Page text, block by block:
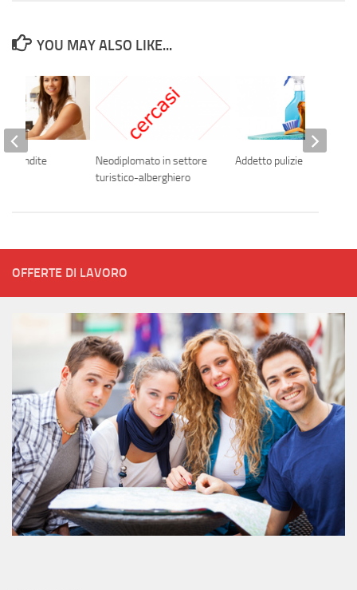
YOU MAY ALSO LIKE...
Neodiplomato in settore
turistico-alberghiero
Addetto pulizie
vendite
OFFERTE DI LAVORO